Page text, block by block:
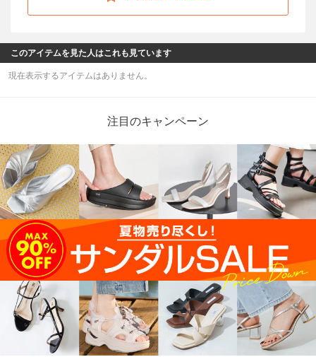
このアイテムを見た人はこれも見ています
現在表示するアイテムはありません。
注目のキャンペーン